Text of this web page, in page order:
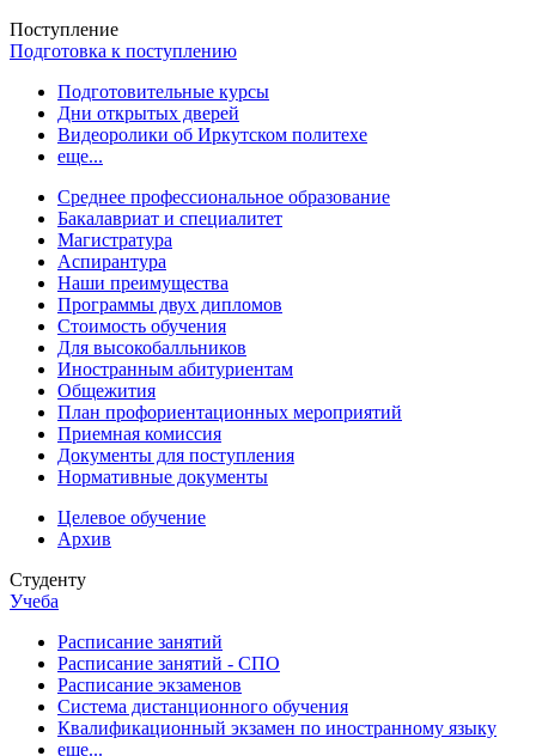
Поступление
Подготовка к поступлению
Подготовительные курсы
Дни открытых дверей
Видеоролики об Иркутском политехе
еще...
Cреднее профессиональное образование
Бакалавриат и специалитет
Магистратура
Аспирантура
Наши преимущества
Программы двух дипломов
Стоимость обучения
Для высокобалльников
Иностранным абитуриентам
Общежития
План профориентационных мероприятий
Приемная комиссия
Документы для поступления
Нормативные документы
Целевое обучение
Архив
Студенту
Учеба
Расписание занятий
Расписание занятий - СПО
Расписание экзаменов
Система дистанционного обучения
Квалификационный экзамен по иностранному языку
еще...